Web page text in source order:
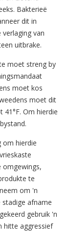
Bakterieë
dit in
van
uitbrake.
moet streng by
moet kos
moet dit
Om hierdie
om hierdie
omgewings,
te
om 'n
stadige afname
gebruik 'n
hitte aggressief